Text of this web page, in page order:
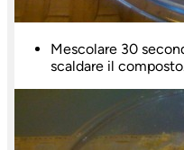
Mescolare 30
scaldare il